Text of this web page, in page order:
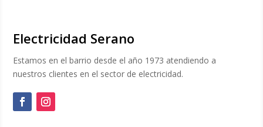
Electricidad Serano
Estamos en el barrio desde el año 1973 atendiendo a
nuestros clientes en el sector de electricidad.